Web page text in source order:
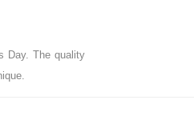
Day. The quality